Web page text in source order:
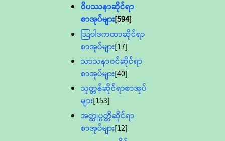
ဝိပဿနာဆိုင်ရာ
စာအုပ်များ[594]
သြဝါဒကထာဆိုင်ရာ
စာအုပ်များ[17]
သာသနာ၀င်ဆိုင်ရာ
စာအုပ်များ[40]
သုတ္တန်ဆိုင်ရာစာအုပ်
များ[153]
အတ္ထုပ္ပတ္တိဆိုင်ရာ
စာအုပ်များ[12]